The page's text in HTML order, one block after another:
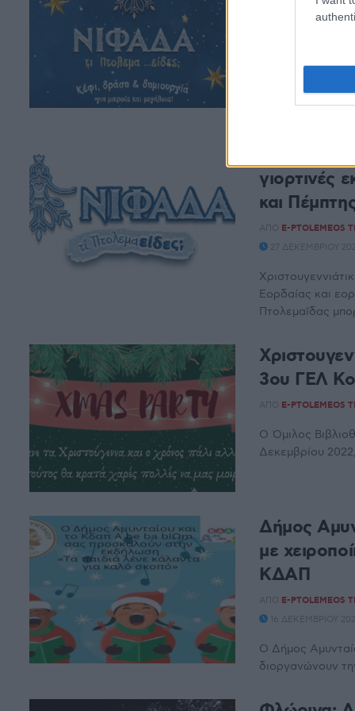
όλες τις
1 ΔΕΚΕΜΒΡΊΟΥ
Κέφι, δράση και
γιορτινές
και
ΑΠΌ E-PTOLEMEOS
27 ΔΕΚΕΜΒΡΊΟΥ
Εορδαίας και
Πτολεμαΐδας
3ου ΓΕΛ
ΑΠΌ E-PTOLEMEOS
Ο Όμιλος
Δεκεμβρίου
Δήμος
με
ΚΔΑΠ
ΑΠΌ E-PTOLEMEOS
16 ΔΕΚΕΜΒΡΊΟΥ
Ο Δήμος
διοργανώνουν